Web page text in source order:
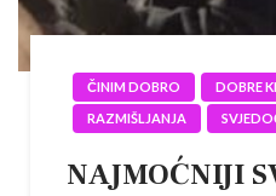
ČINIM DOBRO DOBRE
RAZMIŠLJANJA
NAJMOĆNIJI